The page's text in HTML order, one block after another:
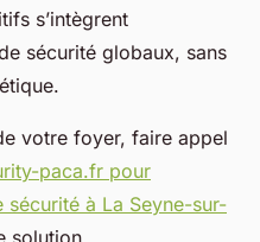
s’intègrent
sécurité globaux, sans
votre foyer, faire appel
paca.fr pour
à La Seyne-sur-